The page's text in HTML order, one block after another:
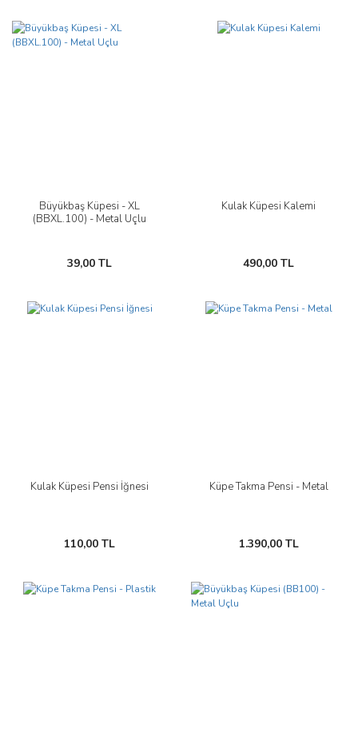
Büyükbaş Küpesi - XL
(BBXL.100) - Metal Uçlu
39,00 TL
Kulak Küpesi Kalemi
490,00 TL
Kulak Küpesi Pensi İğnesi
110,00 TL
Küpe Takma Pensi - Metal
1.390,00 TL